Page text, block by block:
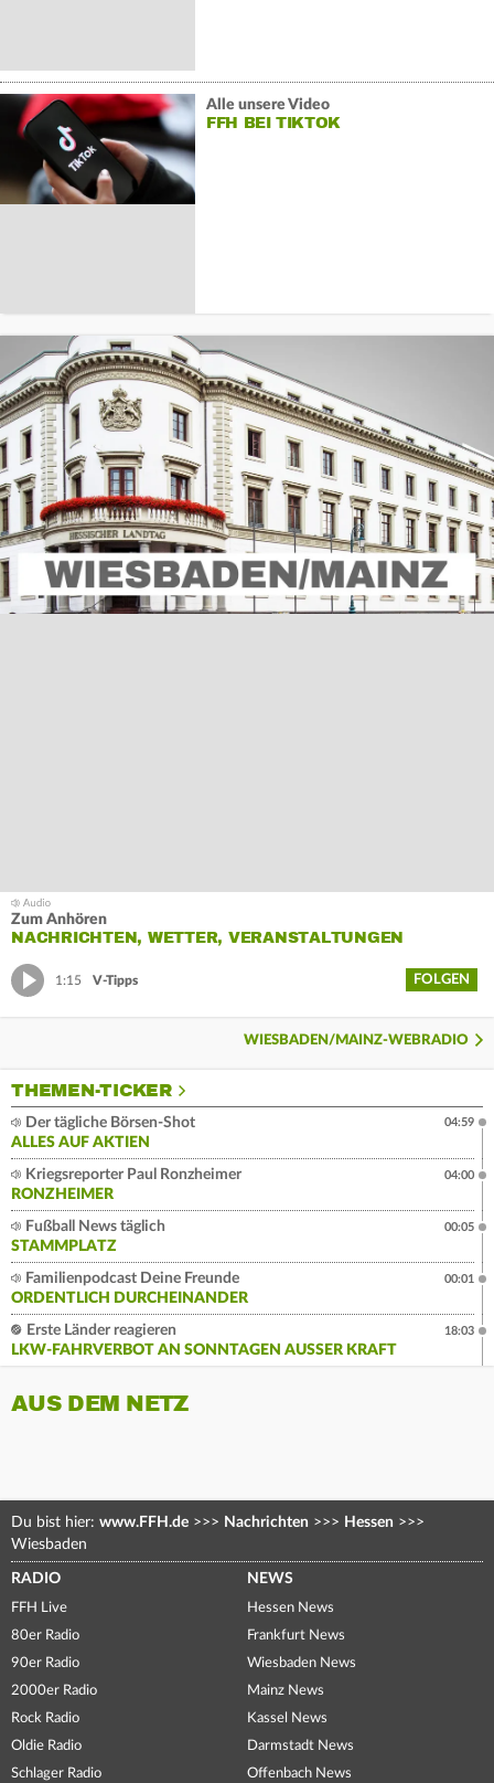
Alle unsere Video
FFH BEI TIKTOK
Zum Anhören
NACHRICHTEN, WETTER, VERANSTALTUNGEN
1:15 V-Tipps FOLGEN
WIESBADEN/MAINZ-WEBRADIO
THEMEN-TICKER
Der tägliche Börsen-Shot
ALLES AUF AKTIEN
04:59
Kriegsreporter Paul Ronzheimer
RONZHEIMER
04:00
Fußball News täglich
STAMMPLATZ
00:05
Familienpodcast Deine Freunde
ORDENTLICH DURCHEINANDER
00:01
Erste Länder reagieren
LKW-FAHRVERBOT AN SONNTAGEN AUSSER KRAFT
18:03
AUS DEM NETZ
Du bist hier: www.FFH.de >>> Nachrichten >>> Hessen >>>
Wiesbaden
RADIO
FFH Live
80er Radio
90er Radio
2000er Radio
Rock Radio
Oldie Radio
Schlager Radio
NEWS
Hessen News
Frankfurt News
Wiesbaden News
Mainz News
Kassel News
Darmstadt News
Offenbach News